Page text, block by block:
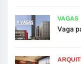
VAGAS
Vaga